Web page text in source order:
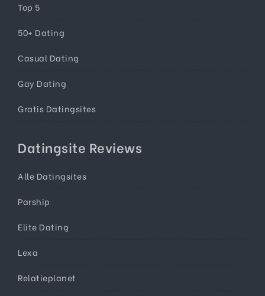
Top 5
50+ Dating
Casual Dating
Gay Dating
Gratis Datingsites
Datingsite Reviews
Alle Datingsites
Parship
Elite Dating
Lexa
Relatieplanet